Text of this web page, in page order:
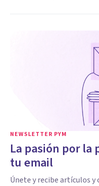
NEWSLETTER PYM
La pasión por la
tu email
Únete y recibe artículos y